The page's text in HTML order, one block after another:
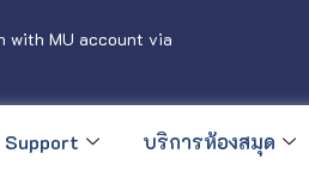
with MU account via
Support บริการห้องสมุด